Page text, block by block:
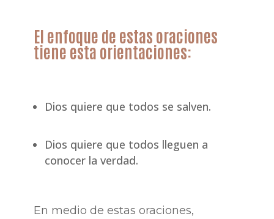
El enfoque de estas oraciones
tiene esta orientaciones:
Dios quiere que todos se salven.
Dios quiere que todos lleguen a
conocer la verdad.
En medio de estas oraciones,